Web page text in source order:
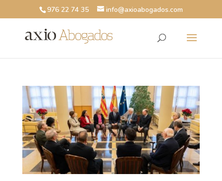
976 22 74 35 info@axioabogados.com